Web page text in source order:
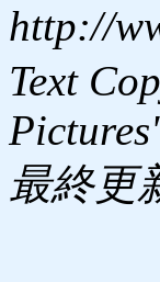
http://
Text
最終更